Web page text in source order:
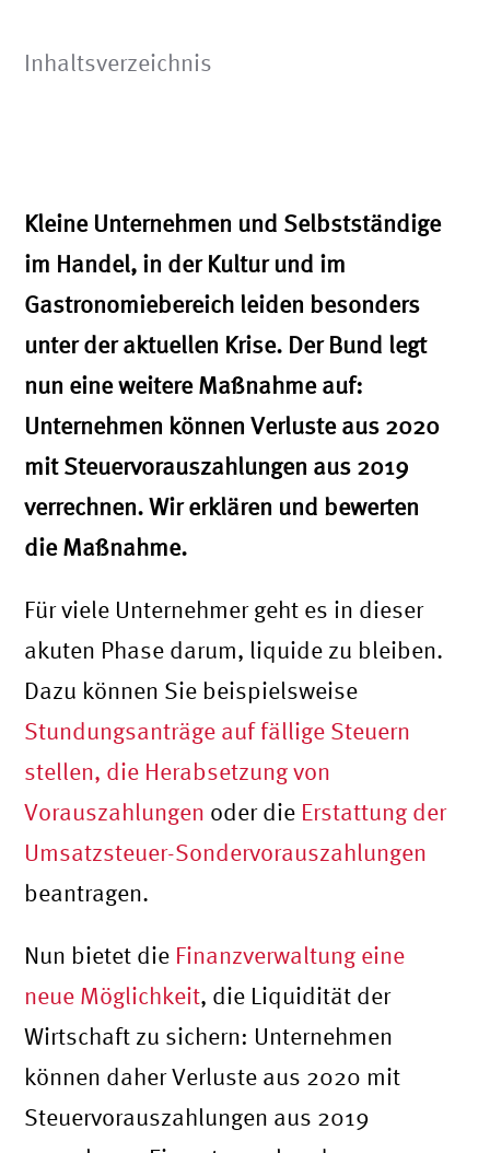
Inhaltsverzeichnis
Kleine Unternehmen und Selbstständige
im Handel, in der Kultur und im
Gastronomiebereich leiden besonders
unter der aktuellen Krise. Der Bund legt
nun eine weitere Maßnahme auf:
Unternehmen können Verluste aus 2020
mit Steuervorauszahlungen aus 2019
verrechnen. Wir erklären und bewerten
die Maßnahme.
Für viele Unternehmer geht es in dieser
akuten Phase darum, liquide zu bleiben.
Dazu können Sie beispielsweise
Stundungsanträge auf fällige Steuern
stellen, die Herabsetzung von
Vorauszahlungen oder die Erstattung der
Umsatzsteuer-Sondervorauszahlungen
beantragen.
Nun bietet die Finanzverwaltung eine
neue Möglichkeit, die Liquidität der
Wirtschaft zu sichern: Unternehmen
können daher Verluste aus 2020 mit
Steuervorauszahlungen aus 2019